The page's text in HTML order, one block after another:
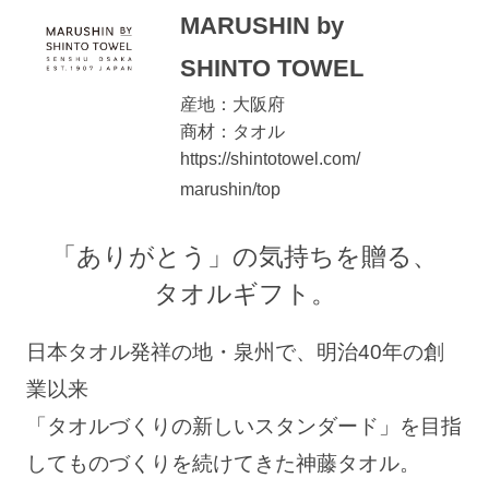
MARUSHIN by
SHINTO TOWEL
産地：大阪府
商材：タオル
https://shintotowel.com/
marushin/top
「ありがとう」の気持ちを贈る、
タオルギフト。
日本タオル発祥の地・泉州で、明治40年の創
業以来
「タオルづくりの新しいスタンダード」を目指
してものづくりを続けてきた神藤タオル。